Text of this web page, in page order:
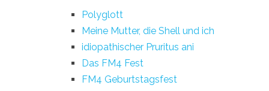
Polyglott
Meine Mutter, die Shell und ich
idiopathischer Pruritus ani
Das FM4 Fest
FM4 Geburtstagsfest